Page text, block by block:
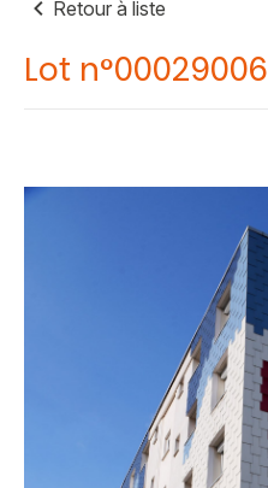
Retour à liste
Lot n°00029006